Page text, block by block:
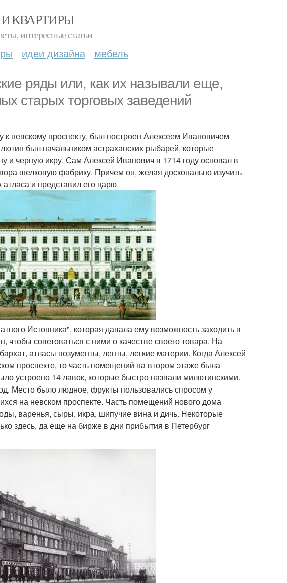
КВАРТИРЫ
интересные статьи
идеи дизайна мебель
ряды или, как их называли еще,
старых торговых заведений
невскому проспекту, был построен Алексеем Ивановичем
был начальником астраханских рыбарей, которые
и черную икру. Сам Алексей Иванович в 1714 году основал в
шелковую фабрику. Причем он, желая досконально изучить
и представил его царю
Истопника", которая давала ему возможность заходить в
советоваться с ними о качестве своего товара. На
атласы позументы, ленты, легкие материи. Когда Алексей
проспекте, то часть помещений на втором этаже была
устроено 14 лавок, которые быстро назвали милютинскими.
Место было людное, фрукты пользовались спросом у
на невском проспекте. Часть помещений нового дома
варенья, сыры, икра, шипучие вина и дичь. Некоторые
здесь, да еще на бирже в дни прибытия в Петербург